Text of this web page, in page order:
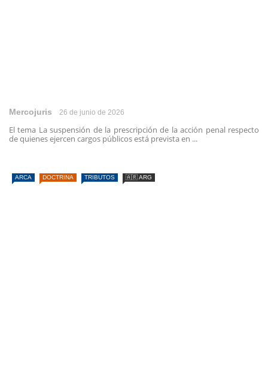
Mercojuris 26 de junio de 2026
El tema La suspensión de la prescripción de la acción penal respecto
de quienes ejercen cargos públicos está prevista en ...
ARCA DOCTRINA TRIBUTOS 🇦🇷 ARG